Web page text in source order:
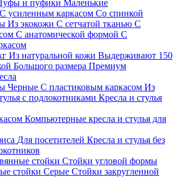
и пуфики Маленькие
С усиленным каркасом Со спинкой
Из экокожи С сетчатой тканью С
С анатомической формой С
Из натуральной кожи Выдерживают 150
Большого размера Премиум
Черные С пластиковым каркасом Из
с подлокотниками Кресла и стулья
Компьютерные кресла и стулья для
Для посетителей Кресла и стулья без
стойки Стойки угловой формы
стойки Серые Стойки закругленной